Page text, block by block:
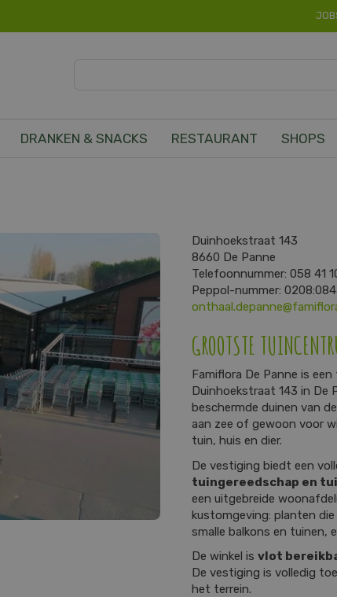
DRANKEN & SNACKS RESTAURANT SHOPS
Duinhoekstraat 143
8660 De Panne
Telefoonnummer: 058 41
Peppol-nummer:
GROOTSTE
Famiflora De Panne is
Duinhoekstraat 143 in De
beschermde duinen van
aan zee of gewoon voor
tuin, huis en dier.
De vestiging biedt een
tuingereedschap en
een uitgebreide
kustomgeving: planten
smalle balkons en tuinen,
De winkel is vlot
De vestiging is volledig
het terrein.